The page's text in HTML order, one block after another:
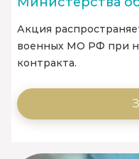
Акция
военных МО РФ при
контракта.